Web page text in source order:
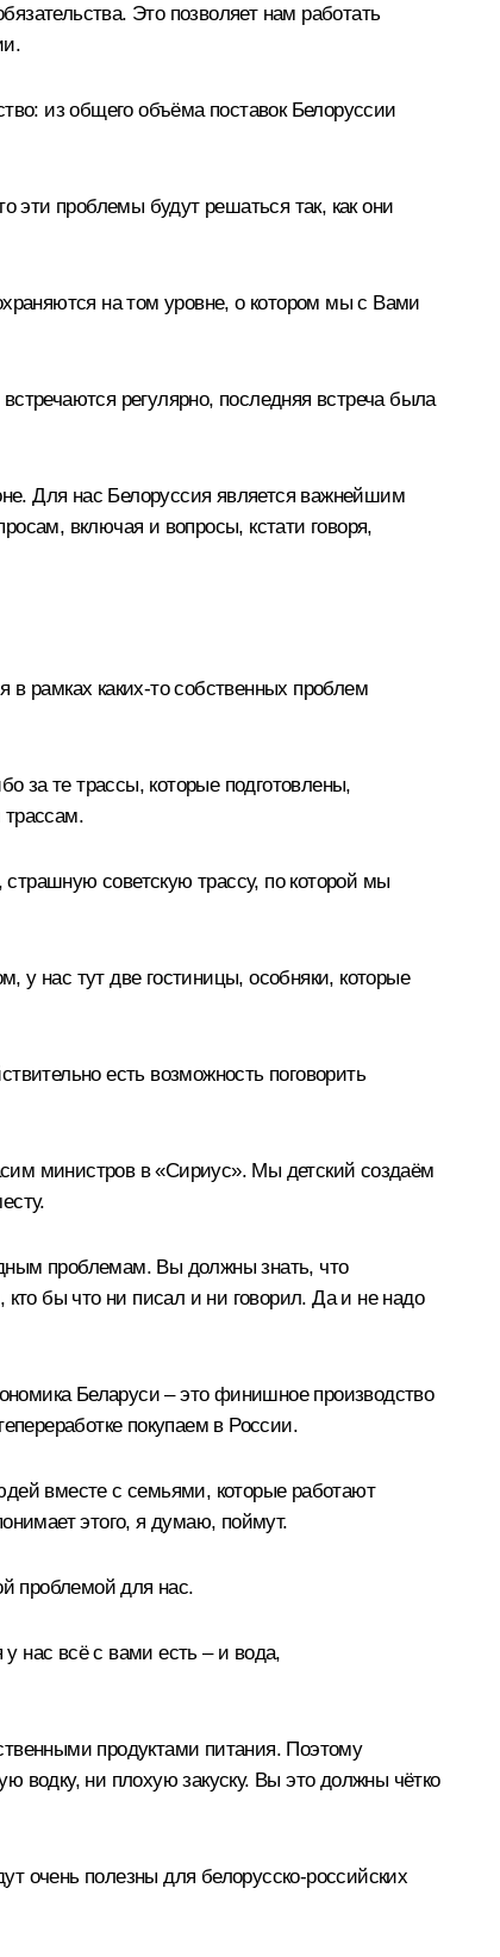
Это позволяет нам работать
из общего объёма поставок Белоруссии
проблемы будут решаться так, как они
на том уровне, о котором мы с Вами
регулярно, последняя встреча была
Для нас Белоруссия является важнейшим
включая и вопросы, кстати говоря,
рамках каких‑то собственных проблем
за те трассы, которые подготовлены,
советскую трассу, по которой мы
у нас тут две гостиницы, особняки, которые
есть возможность поговорить
министров в «Сириус». Мы детский создаём
проблемам. Вы должны знать, что
бы что ни писал и ни говорил. Да и не надо
Беларуси – это финишное производство
покупаем в России.
вместе с семьями, которые работают
этого, я думаю, поймут.
проблемой для нас.
у нас всё с вами есть – и вода,
продуктами питания. Поэтому
водку, ни плохую закуску. Вы это должны чётко
очень полезны для белорусско-российских